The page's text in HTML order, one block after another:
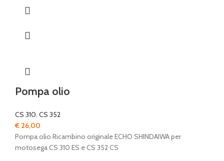
Pompa olio
CS 310, CS 352
€ 26,00
Pompa olio Ricambino originale ECHO SHINDAIWA per
motosega CS 310 ES e CS 352 CS